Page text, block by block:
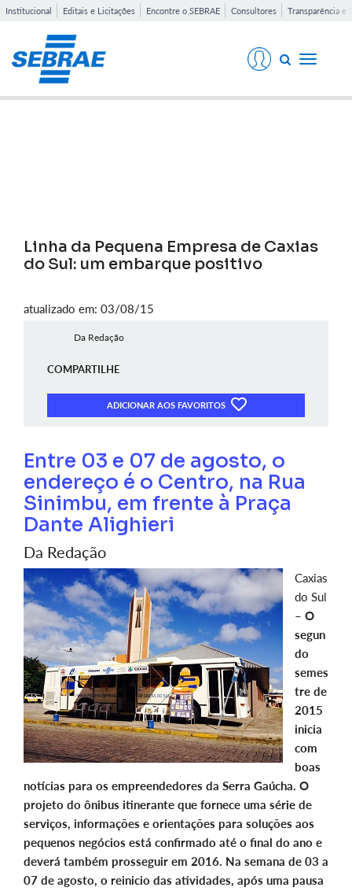
Institucional Editais e Licitações Encontre o SEBRAE Consultores Transparência e
Toggle
Linha da Pequena Empresa de Caxias
do Sul: um embarque positivo
atualizado em: 03/08/15
Da Redação
COMPARTILHE
ADICIONAR AOS FAVORITOS
Entre 03 e 07 de agosto, o
endereço é o Centro, na Rua
Sinimbu, em frente à Praça
Dante Alighieri
Da Redação
Caxias
do Sul
– O
segun
do
semes
tre de
2015
inicia
com
boas
notícias para os empreendedores da Serra Gaúcha. O
projeto do ônibus itinerante que fornece uma série de
serviços, informações e orientações para soluções aos
pequenos negócios está confirmado até o final do ano e
deverá também prosseguir em 2016. Na semana de 03 a
07 de agosto, o reinicio das atividades, após uma pausa